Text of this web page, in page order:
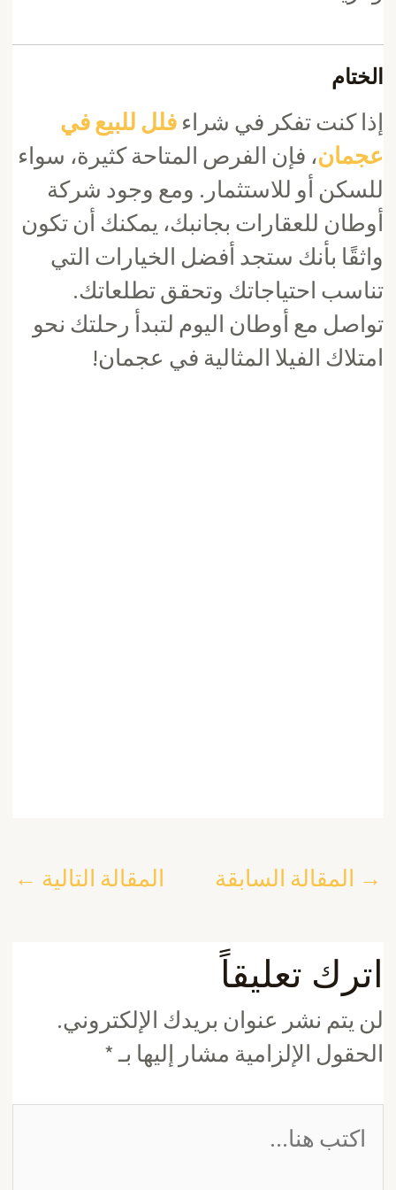
الختام
إذا كنت تفكر في شراء فلل للبيع في
عجمان، فإن الفرص المتاحة كثيرة، سواء
للسكن أو للاستثمار. ومع وجود شركة
أوطان للعقارات بجانبك، يمكنك أن تكون
واثقًا بأنك ستجد أفضل الخيارات التي
تناسب احتياجاتك وتحقق تطلعاتك.
تواصل مع أوطان اليوم لتبدأ رحلتك نحو
امتلاك الفيلا المثالية في عجمان!
→المقالة السابقة المقالة التالية ←
اترك تعليقاً
لن يتم نشر عنوان بريدك الإلكتروني.
الحقول الإلزامية مشار إليها بـ*
هنا...